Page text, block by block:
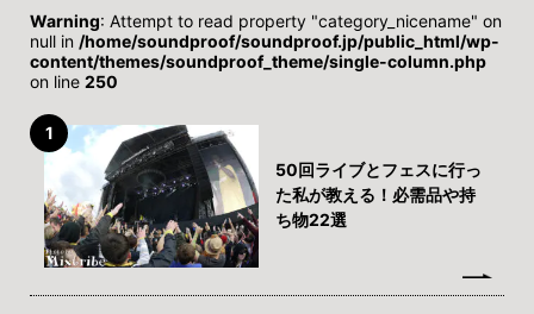
Warning: Attempt to read property "category_nicename" on
null in /home/soundproof/soundproof.jp/public_html/wp-
content/themes/soundproof_theme/single-column.php
on line 250
50回ライブとフェスに行っ
た私が教える！必需品や持
ち物22選